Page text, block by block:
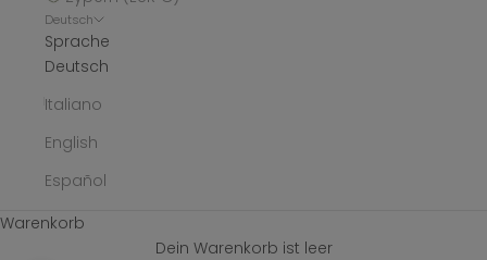
Deutsch
Sprache
Deutsch
Italiano
English
Español
Warenkorb
Dein Warenkorb ist leer